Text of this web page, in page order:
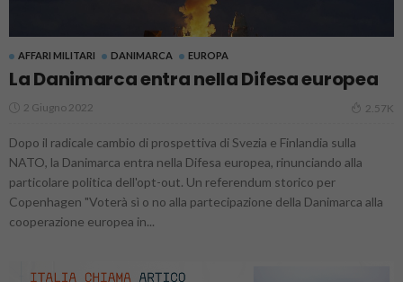
AFFARI MILITARI DANIMARCA EUROPA
La Danimarca entra nella Difesa europea
2 Giugno 2022 2.57K
Dopo il radicale cambio di prospettiva di Svezia e Finlandia sulla
NATO, la Danimarca entra nella Difesa europea, rinunciando alla
particolare politica dell'opt-out. Un referendum storico per
Copenhagen "Voterà sì o no alla partecipazione della Danimarca alla
cooperazione europea in...